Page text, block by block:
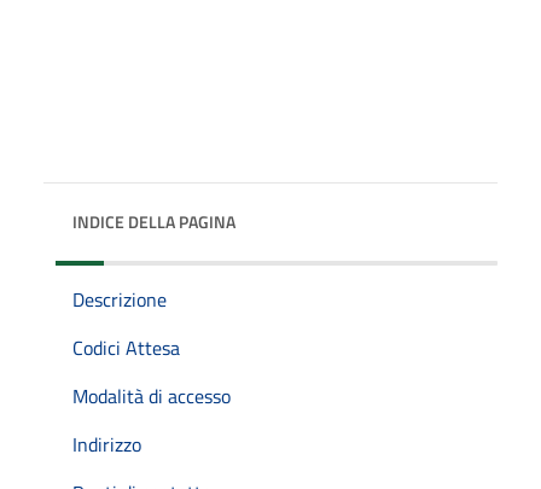
INDICE DELLA PAGINA
Descrizione
Codici Attesa
Modalità di accesso
Indirizzo